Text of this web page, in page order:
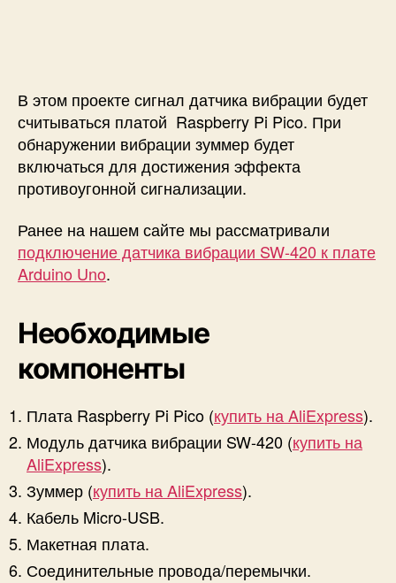
и
к
о
м
в
и
р
а
p
b
e
r
P
В этом проекте сигнал датчика вибрации будет
считываться платой Raspberry Pi Pico. При
обнаружении вибрации зуммер будет
включаться для достижения эффекта
противоугонной сигнализации.
Ранее на нашем сайте мы рассматривали
подключение датчика вибрации SW-420 к плате
Arduino Uno.
Необходимые
компоненты
Плата Raspberry Pi Pico (купить на AliExpress).
Модуль датчика вибрации SW-420 (купить на
AliExpress).
Зуммер (купить на AliExpress).
Кабель Micro-USB.
Макетная плата.
Соединительные провода/перемычки.